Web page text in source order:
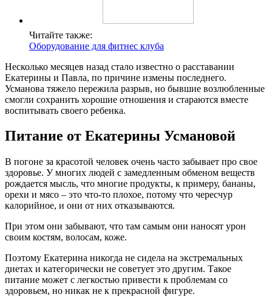
Читайте также:
Оборудование для фитнес клуба
Несколько месяцев назад стало известно о расставании
Екатерины и Павла, по причине измены последнего.
Усманова тяжело пережила разрыв, но бывшие возлюбленные
смогли сохранить хорошие отношения и стараются вместе
воспитывать своего ребенка.
Питание от Екатерины Усмановой
В погоне за красотой человек очень часто забывает про свое
здоровье. У многих людей с замедленным обменом веществ
рождается мысль, что многие продукты, к примеру, бананы,
орехи и мясо – это что-то плохое, потому что чересчур
калорийное, и они от них отказываются.
При этом они забывают, что там самым они наносят урон
своим костям, волосам, коже.
Поэтому Екатерина никогда не сидела на экстремальных
диетах и категорически не советует это другим. Такое
питание может с легкостью привести к проблемам со
здоровьем, но никак не к прекрасной фигуре.